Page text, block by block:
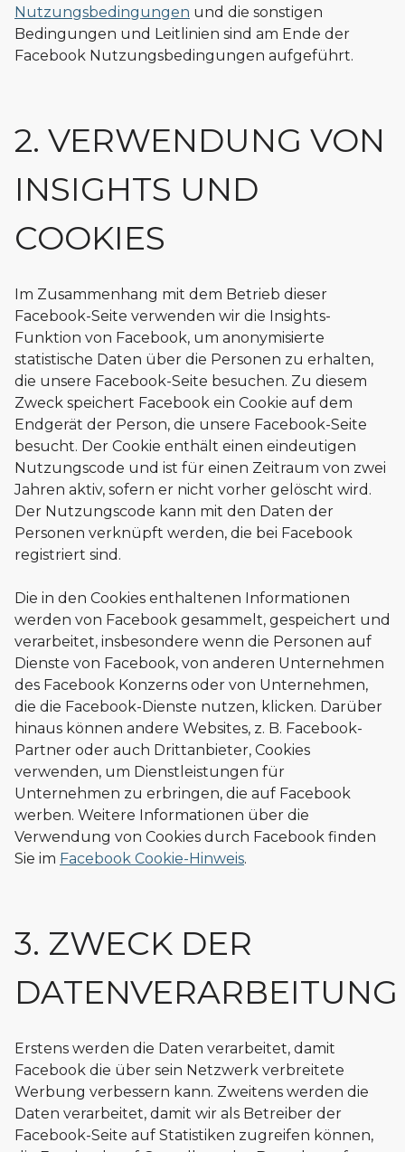
Nutzungsbedingungen und die sonstigen
Bedingungen und Leitlinien sind am Ende der
Facebook Nutzungsbedingungen aufgeführt.
2. VERWENDUNG VON
INSIGHTS UND
COOKIES
Im Zusammenhang mit dem Betrieb dieser
Facebook-Seite verwenden wir die Insights-
Funktion von Facebook, um anonymisierte
statistische Daten über die Personen zu erhalten,
die unsere Facebook-Seite besuchen. Zu diesem
Zweck speichert Facebook ein Cookie auf dem
Endgerät der Person, die unsere Facebook-Seite
besucht. Der Cookie enthält einen eindeutigen
Nutzungscode und ist für einen Zeitraum von zwei
Jahren aktiv, sofern er nicht vorher gelöscht wird.
Der Nutzungscode kann mit den Daten der
Personen verknüpft werden, die bei Facebook
registriert sind.
Die in den Cookies enthaltenen Informationen
werden von Facebook gesammelt, gespeichert und
verarbeitet, insbesondere wenn die Personen auf
Dienste von Facebook, von anderen Unternehmen
des Facebook Konzerns oder von Unternehmen,
die die Facebook-Dienste nutzen, klicken. Darüber
hinaus können andere Websites, z. B. Facebook-
Partner oder auch Drittanbieter, Cookies
verwenden, um Dienstleistungen für
Unternehmen zu erbringen, die auf Facebook
werben. Weitere Informationen über die
Verwendung von Cookies durch Facebook finden
Sie im Facebook Cookie-Hinweis.
3. ZWECK DER
DATENVERARBEITUNG
Erstens werden die Daten verarbeitet, damit
Facebook die über sein Netzwerk verbreitete
Werbung verbessern kann. Zweitens werden die
Daten verarbeitet, damit wir als Betreiber der
Facebook-Seite auf Statistiken zugreifen können,